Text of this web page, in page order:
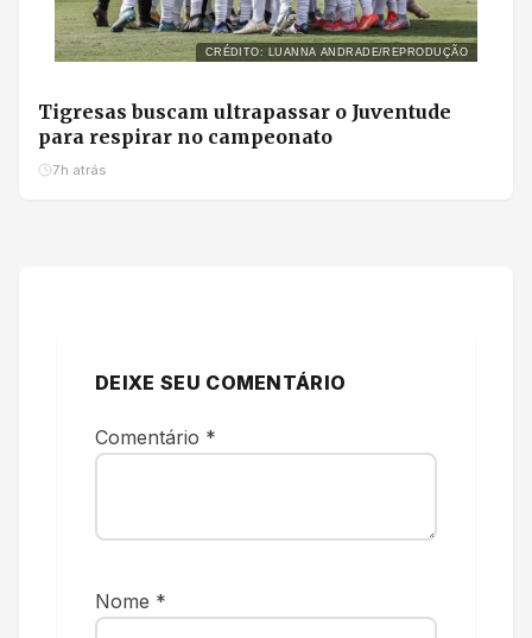
CRÉDITO: LUANNA ANDRADE/REPRODUÇÃO
Tigresas buscam ultrapassar o Juventude
para respirar no campeonato
7h atrás
DEIXE SEU COMENTÁRIO
Comentário *
Nome *